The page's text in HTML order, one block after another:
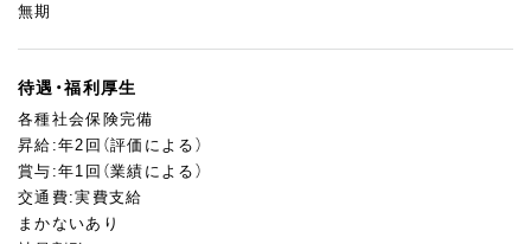
無期
待遇・福利厚生
各種社会保険完備
昇給:年2回（評価による）
賞与:年1回（業績による）
交通費:実費支給
まかないあり